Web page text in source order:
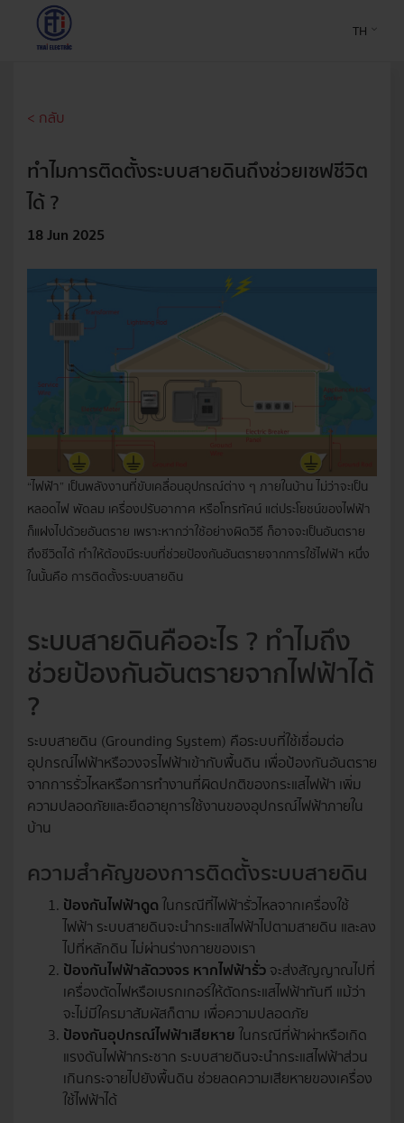
TH
< กลับ
ทำไมการติดตั้งระบบสายดินถึงช่วยเซฟชีวิต
ได้ ?
18 Jun 2025
“ไฟฟ้า” เป็นพลังงานที่ขับเคลื่อนอุปกรณ์ต่าง ๆ ภายในบ้าน ไม่ว่าจะเป็น
หลอดไฟ พัดลม เครื่องปรับอากาศ หรือโทรทัศน์ แต่ประโยชน์ของไฟฟ้า
ก็แฝงไปด้วยอันตราย เพราะหากว่าใช้อย่างผิดวิธี ก็อาจจะเป็นอันตราย
ถึงชีวิตได้ ทำให้ต้องมีระบบที่ช่วยป้องกันอันตรายจากการใช้ไฟฟ้า หนึ่ง
ในนั้นคือ การติดตั้งระบบสายดิน
ระบบสายดินคืออะไร ? ทำไมถึง
ช่วยป้องกันอันตรายจากไฟฟ้าได้
?
ระบบสายดิน (Grounding System) คือระบบที่ใช้เชื่อมต่อ
อุปกรณ์ไฟฟ้าหรือวงจรไฟฟ้าเข้ากับพื้นดิน เพื่อป้องกันอันตราย
จากการรั่วไหลหรือการทำงานที่ผิดปกติของกระแสไฟฟ้า เพิ่ม
ความปลอดภัยและยืดอายุการใช้งานของอุปกรณ์ไฟฟ้าภายใน
บ้าน
ความสำคัญของการติดตั้งระบบสายดิน
ป้องกันไฟฟ้าดูดในกรณีที่ไฟฟ้ารั่วไหลจากเครื่องใช้
ไฟฟ้า ระบบสายดินจะนำกระแสไฟฟ้าไปตามสายดิน และลง
ไปที่หลักดิน ไม่ผ่านร่างกายของเรา
ป้องกันไฟฟ้าลัดวงจร หากไฟฟ้ารั่วจะส่งสัญญาณไปที่
เครื่องตัดไฟหรือเบรกเกอร์ให้ตัดกระแสไฟฟ้าทันที แม้ว่า
จะไม่มีใครมาสัมผัสก็ตาม เพื่อความปลอดภัย
ป้องกันอุปกรณ์ไฟฟ้าเสียหายในกรณีที่ฟ้าผ่าหรือเกิด
แรงดันไฟฟ้ากระชาก ระบบสายดินจะนำกระแสไฟฟ้าส่วน
เกินกระจายไปยังพื้นดิน ช่วยลดความเสียหายของเครื่อง
ใช้ไฟฟ้าได้